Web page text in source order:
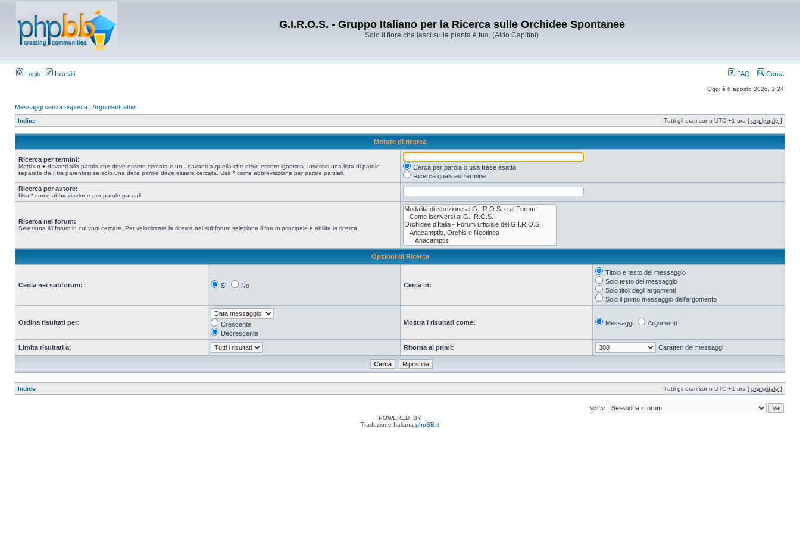
G.I.R.O.S. - Gruppo Italiano per la Ricerca sulle Orchidee Spontanee
Solo il fiore che lasci sulla pianta è tuo. (Aldo Capitini)
Login Iscriviti FAQ Cerca
Oggi è 6 agosto 2026, 1:24
Messaggi senza risposta | Argomenti attivi
Indice Tutti gli orari sono UTC +1 ora [ ora legale ]
Motore di ricerca
Ricerca per termini:
Metti un + davanti alla parola che deve essere cercata e un - davanti a quella che deve essere ignorata. Inserisci una lista di parole
separate da | tra parentesi se solo una delle parole deve essere cercata. Usa * come abbreviazione per parole parziali.
Cerca per parola o usa frase esatta
Ricerca qualsiasi termine
Ricerca per autore:
Usa * come abbreviazione per parole parziali.
Ricerca nei forum:
Seleziona il/i forum in cui vuoi cercare. Per velocizzare la ricerca nei subforum seleziona il forum principale e abilita la ricerca.
Opzioni di Ricerca
Cerca nei subforum: Sì No Cerca in:
Titolo e testo del messaggio
Solo testo del messaggio
Solo titoli degli argomenti
Solo il primo messaggio dell’argomento
Ordina risultati per:
Crescente
Decrescente
Mostra i risultati come: Messaggi Argomenti
Limita risultati a: Ritorna ai primi: Caratteri dei messaggi
Indice Tutti gli orari sono UTC +1 ora [ ora legale ]
Vai a:
POWERED_BY
Traduzione Italiana phpBB.it